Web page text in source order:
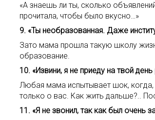
«А знаешь ли ты, сколько
прочитала, чтобы было вкусно…»
9. «Ты необразованная. Даже
Зато мама прошла такую школу
образование.
10. «Извини, я не приеду на твой
Любая мама испытывает шок, когда,
только о вас. Как жить дальше?..
11. «Я не звонил, так как был очень